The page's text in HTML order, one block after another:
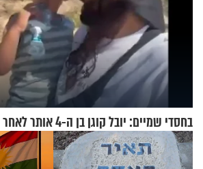
בחסדי שמיים: יובל קוגן בן ה-4 אותר לאחר יממה של חיפושים